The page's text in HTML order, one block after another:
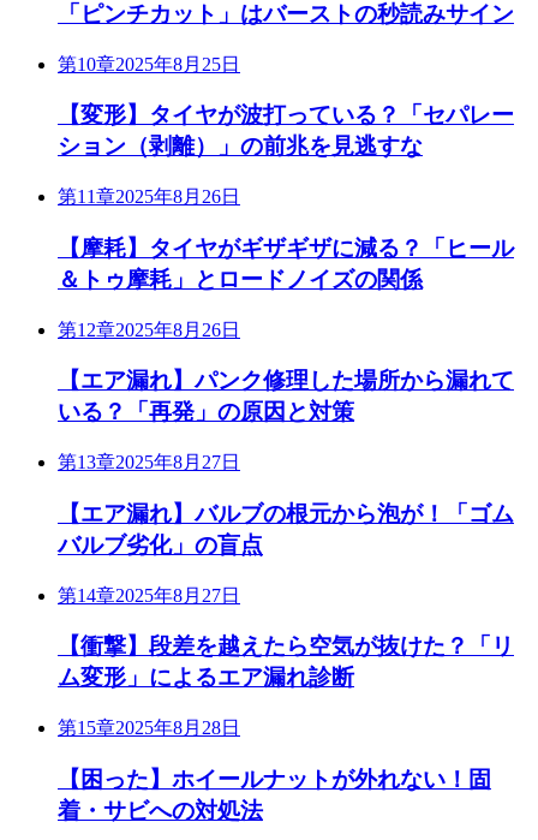
「ピンチカット」はバーストの秒読みサイン
第10章2025年8月25日
【変形】タイヤが波打っている？「セパレー
ション（剥離）」の前兆を見逃すな
第11章2025年8月26日
【摩耗】タイヤがギザギザに減る？「ヒール
＆トゥ摩耗」とロードノイズの関係
第12章2025年8月26日
【エア漏れ】パンク修理した場所から漏れて
いる？「再発」の原因と対策
第13章2025年8月27日
【エア漏れ】バルブの根元から泡が！「ゴム
バルブ劣化」の盲点
第14章2025年8月27日
【衝撃】段差を越えたら空気が抜けた？「リ
ム変形」によるエア漏れ診断
第15章2025年8月28日
【困った】ホイールナットが外れない！固
着・サビへの対処法